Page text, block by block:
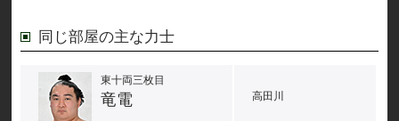
同じ部屋の主な力士
東十両三枚目
竜電 高田川